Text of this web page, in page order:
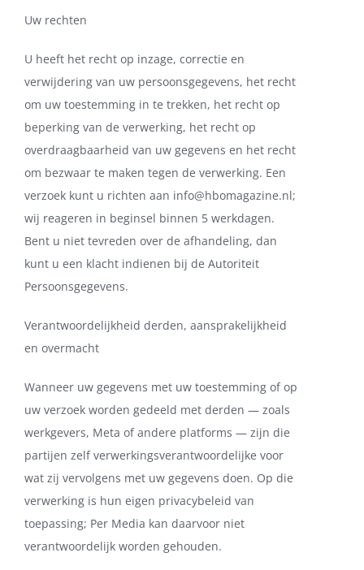
Uw rechten
U heeft het recht op inzage, correctie en
verwijdering van uw persoonsgegevens, het recht
om uw toestemming in te trekken, het recht op
beperking van de verwerking, het recht op
overdraagbaarheid van uw gegevens en het recht
om bezwaar te maken tegen de verwerking. Een
verzoek kunt u richten aan info@hbomagazine.nl;
wij reageren in beginsel binnen 5 werkdagen.
Bent u niet tevreden over de afhandeling, dan
kunt u een klacht indienen bij de Autoriteit
Persoonsgegevens.
Verantwoordelijkheid derden, aansprakelijkheid
en overmacht
Wanneer uw gegevens met uw toestemming of op
uw verzoek worden gedeeld met derden — zoals
werkgevers, Meta of andere platforms — zijn die
partijen zelf verwerkingsverantwoordelijke voor
wat zij vervolgens met uw gegevens doen. Op die
verwerking is hun eigen privacybeleid van
toepassing; Per Media kan daarvoor niet
verantwoordelijk worden gehouden.